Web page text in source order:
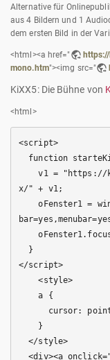
Alternative für
aus 4 Bildern und 1
dem ersten Bild in der
<html><a href="
mono.htm"><img src="
KiXX5: Die Bühne von
<html>
<script>
    v1 = "https://know-how.tolaris.de/ext/kixx-bs/kix
x/" + v1;
    oFenster1 = window.open(v1,"KiXX", "scrollbars,tool
    oFenster1.focus();
</script>
    <style>
    a {
  </style>
  <div><a onclick="starteKiXX('bskixx2-mono.htm')"><img